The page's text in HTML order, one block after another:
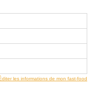
les informations de mon fast-food